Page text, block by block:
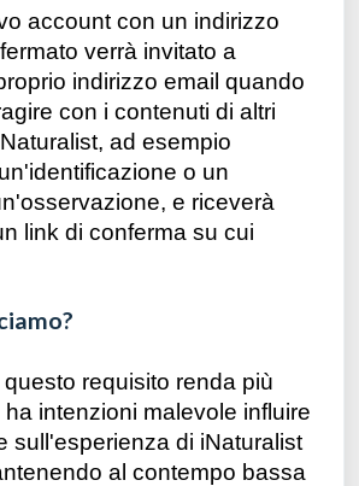
account con un indirizzo
verrà invitato a
indirizzo email quando
con i contenuti di altri
ad esempio
o un
e riceverà
link di conferma su cui
requisito renda più
intenzioni malevole influire
sull'esperienza di iNaturalist
al contempo bassa